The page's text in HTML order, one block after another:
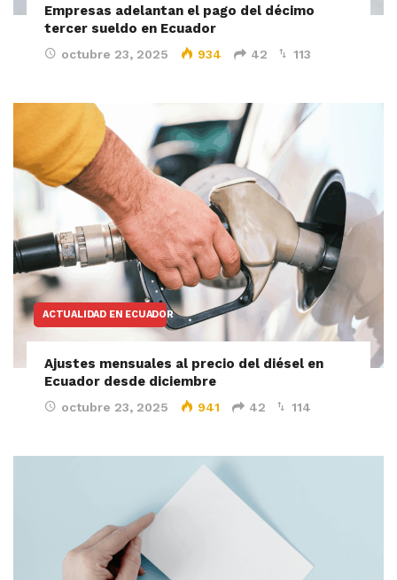
Empresas adelantan el pago del décimo
tercer sueldo en Ecuador
octubre 23, 2025 934 42 113
ACTUALIDAD EN ECUADOR
Ajustes mensuales al precio del diésel en
Ecuador desde diciembre
octubre 23, 2025 941 42 114